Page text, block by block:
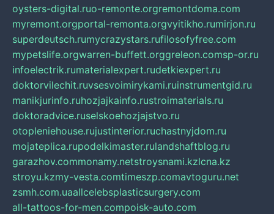
oysters-digital.ruo-remonte.orgremontdoma.com
myremont.orgportal-remonta.orgvyitikho.rumirjon.ru
superdeutsch.rumycrazystars.rufilosofyfree.com
mypetslife.orgwarren-buffett.orggreleon.comsp-or.ru
infoelectrik.rumaterialexpert.rudetkiexpert.ru
doktorvilechit.ruvsesvoimirykami.ruinstrumentgid.ru
manikjurinfo.ruhozjajkainfo.rustroimaterials.ru
doktoradvice.ruselskoehozjajstvo.ru
otopleniehouse.rujustinterior.ruchastnyjdom.ru
mojateplica.rupodelkimaster.rulandshaftblog.ru
garazhov.commonamy.netstroysnami.kzlcna.kz
stroyu.kzmy-vesta.comtimeszp.comavtoguru.net
zsmh.com.uaallcelebsplasticsurgery.com
all-tattoos-for-men.compoisk-auto.com